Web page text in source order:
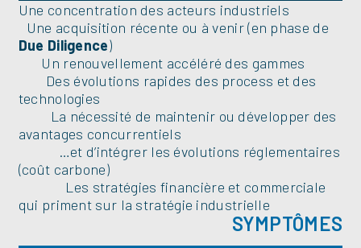
Une concentration des acteurs industriels
Une acquisition récente ou à venir (en phase de
Due Diligence)
Un renouvellement accéléré des gammes
Des évolutions rapides des process et des
technologies
La nécessité de maintenir ou développer des
avantages concurrentiels
…et d’intégrer les évolutions réglementaires
(coût carbone)
Les stratégies financière et commerciale
qui priment sur la stratégie industrielle
SYMPTÔMES